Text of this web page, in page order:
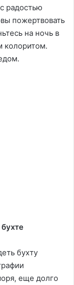
радостью
пожертвовать
на ночь в
колоритом.
бухту
еще долго